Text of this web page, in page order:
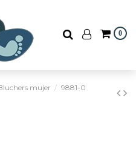
0
mujer
9881-0